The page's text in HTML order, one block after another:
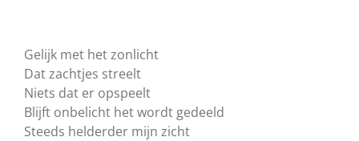
Gelijk met het zonlicht
Dat zachtjes streelt
Niets dat er opspeelt
Blijft onbelicht het wordt gedeeld
Steeds helderder mijn zicht